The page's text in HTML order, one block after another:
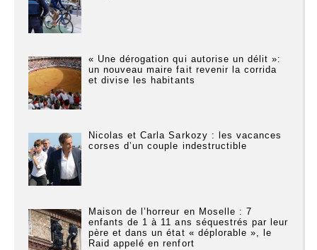
« Une dérogation qui autorise un délit »:
un nouveau maire fait revenir la corrida
et divise les habitants
Nicolas et Carla Sarkozy : les vacances
corses d’un couple indestructible
Maison de l’horreur en Moselle : 7
enfants de 1 à 11 ans séquestrés par leur
père et dans un état « déplorable », le
Raid appelé en renfort